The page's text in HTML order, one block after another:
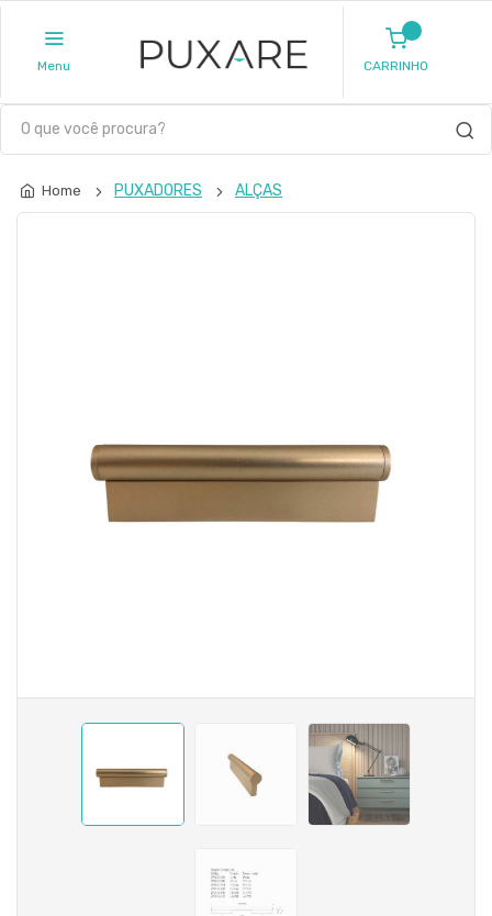
Menu CARRINHO
Home PUXADORES ALÇAS